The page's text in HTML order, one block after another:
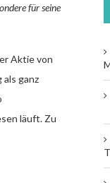
für seine
Aktie von
ganz
läuft. Zu